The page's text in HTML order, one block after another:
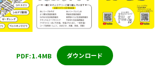
PDF:1.4MB ダウンロード